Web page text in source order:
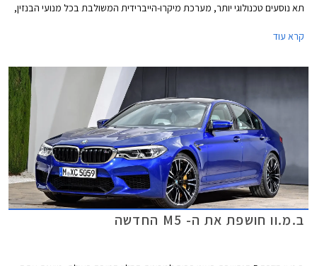
תא נוסעים טכנולוגי יותר, מערכת מיקרו-הייברידית המשולבת בכל מנועי הבנזין,
קרא עוד
ב.מ.וו חושפת את ה- M5 החדשה